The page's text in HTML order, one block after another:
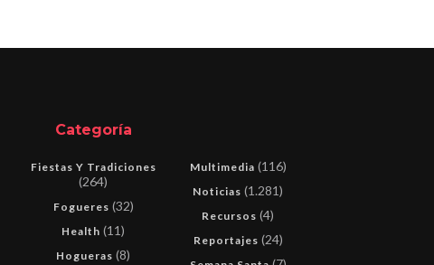
Categoría
Fiestas Y Tradiciones
(264)
Fogueres (32)
Health (11)
Hogueras (8)
Multimedia (116)
Noticias (1.281)
Recursos (4)
Reportajes (24)